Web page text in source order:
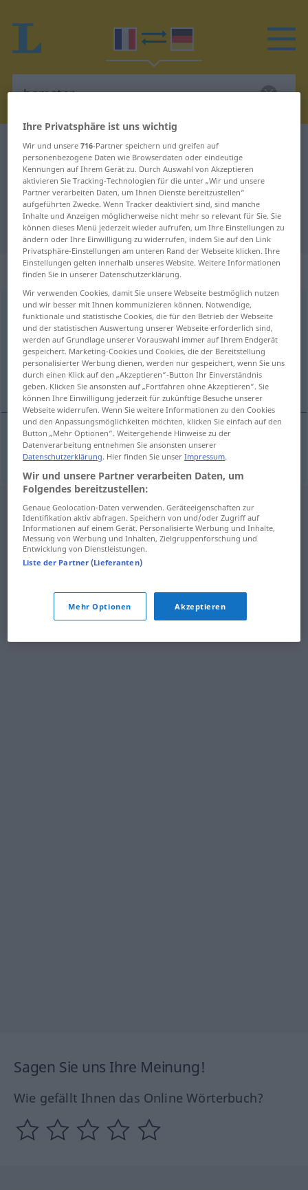
Französisch-Deutsch Wörterbuch hamster
Französisch-Deutsch Übersetzung
für "hamster"
"hamster" Deutsch Übersetzung
„hamster“: masculin
hamster [amstɛʀ]m
Übersicht aller Übersetzungen
(Für mehr Details die Übersetzung anklicken/antippen)
Hamster
Hamsterm hamster
Sagen Sie uns Ihre Meinung!
Wie gefällt Ihnen das Online Wörterbuch?
Ihre Privatsphäre ist uns wichtig
Wir und unsere716-Partner speichern und greifen auf
personenbezogene Daten wie Browserdaten oder eindeutige
Kennungen auf Ihrem Gerät zu. Durch Auswahl von Akzeptieren
aktivieren Sie Tracking-Technologien für die unter „Wir und unsere
Partner verarbeiten Daten, um Ihnen Dienste bereitzustellen“
aufgeführten Zwecke. Wenn Tracker deaktiviert sind, sind manche
Inhalte und Anzeigen möglicherweise nicht mehr so relevant für Sie. Sie
können dieses Menü jederzeit wieder aufrufen, um Ihre Einstellungen zu
ändern oder Ihre Einwilligung zu widerrufen, indem Sie auf den Link
Privatsphäre-Einstellungen am unteren Rand der Webseite klicken. Ihre
Einstellungen gelten innerhalb unseres Website. Weitere Informationen
finden Sie in unserer Datenschutzerklärung.
Wir verwenden Cookies, damit Sie unsere Webseite bestmöglich nutzen
und wir besser mit Ihnen kommunizieren können. Notwendige,
funktionale und statistische Cookies, die für den Betrieb der Webseite
und der statistischen Auswertung unserer Webseite erforderlich sind,
werden auf Grundlage unserer Vorauswahl immer auf Ihrem Endgerät
gespeichert. Marketing-Cookies und Cookies, die der Bereitstellung
personalisierter Werbung dienen, werden nur gespeichert, wenn Sie uns
durch einen Klick auf den „Akzeptieren“-Button Ihr Einverständnis
geben. Klicken Sie ansonsten auf „Fortfahren ohne Akzeptieren“. Sie
können Ihre Einwilligung jederzeit für zukünftige Besuche unserer
Webseite widerrufen. Wenn Sie weitere Informationen zu den Cookies
und den Anpassungsmöglichkeiten möchten, klicken Sie einfach auf den
Button „Mehr Optionen“. Weitergehende Hinweise zu der
Datenverarbeitung entnehmen Sie ansonsten unserer
Datenschutzerklärung. Hier finden Sie unserImpressum.
Wir und unsere Partner verarbeiten Daten, um
Folgendes bereitzustellen:
Genaue Geolocation-Daten verwenden. Geräteeigenschaften zur
Identifikation aktiv abfragen. Speichern von und/oder Zugriff auf
Informationen auf einem Gerät. Personalisierte Werbung und Inhalte,
Messung von Werbung und Inhalten, Zielgruppenforschung und
Entwicklung von Dienstleistungen.
Liste der Partner (Lieferanten)
Mehr Optionen Akzeptieren